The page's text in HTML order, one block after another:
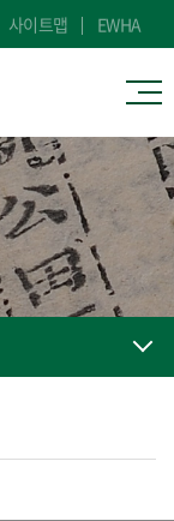
사이트맵 EWHA